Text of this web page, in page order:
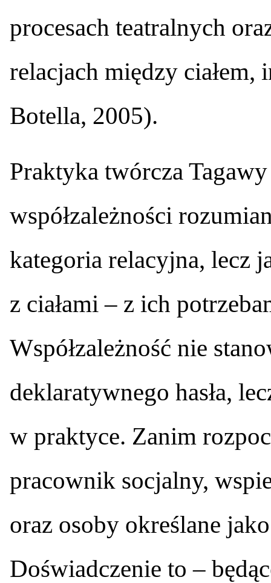
procesach teatralnych
relacjach między
Botella, 2005).
Praktyka twórcza
współzależności
kategoria relacyjna, lecz
z ciałami – z ich
Współzależność nie
deklaratywnego hasła,
w praktyce. Zanim
pracownik socjalny,
oraz osoby określane
Doświadczenie to –